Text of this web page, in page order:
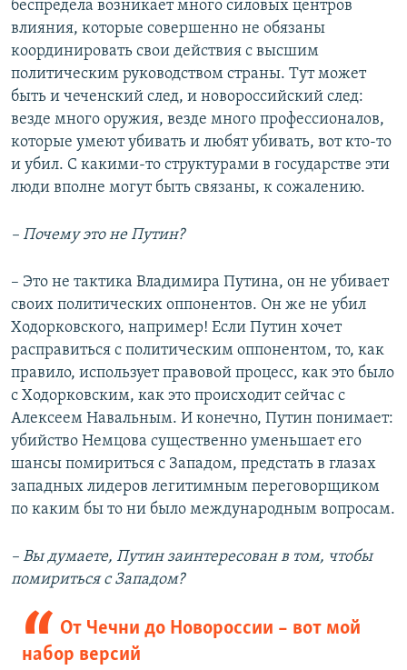
беспредела возникает много силовых центров
влияния, которые совершенно не обязаны
координировать свои действия с высшим
политическим руководством страны. Тут может
быть и чеченский след, и новороссийский след:
везде много оружия, везде много профессионалов,
которые умеют убивать и любят убивать, вот кто-то
и убил. С какими-то структурами в государстве эти
люди вполне могут быть связаны, к сожалению.
– Почему это не Путин?
– Это не тактика Владимира Путина, он не убивает
своих политических оппонентов. Он же не убил
Ходорковского, например! Если Путин хочет
расправиться с политическим оппонентом, то, как
правило, использует правовой процесс, как это было
с Ходорковским, как это происходит сейчас с
Алексеем Навальным. И конечно, Путин понимает:
убийство Немцова существенно уменьшает его
шансы помириться с Западом, предстать в глазах
западных лидеров легитимным переговорщиком
по каким бы то ни было международным вопросам.
– Вы думаете, Путин заинтересован в том, чтобы
помириться с Западом?
От Чечни до Новороссии – вот мой
набор версий